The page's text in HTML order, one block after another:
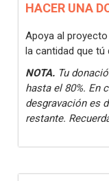
HACER UNA
Apoya al
la cantidad que tú
NOTA. Tu
hasta el 80%. En
desgravación es
restante.